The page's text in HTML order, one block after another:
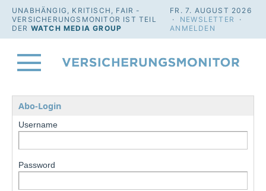
UNABHÄNGIG, KRITISCH, FAIR -
VERSICHERUNGSMONITOR IST TEIL
DER WATCH MEDIA GROUP
FR. 7. AUGUST 2026
· NEWSLETTER
·
ANMELDEN
Abo-Login
Username
Password